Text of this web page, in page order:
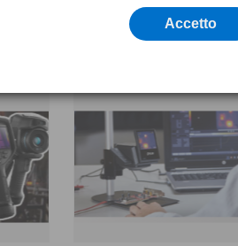
TERMOCAMERE
Accetto